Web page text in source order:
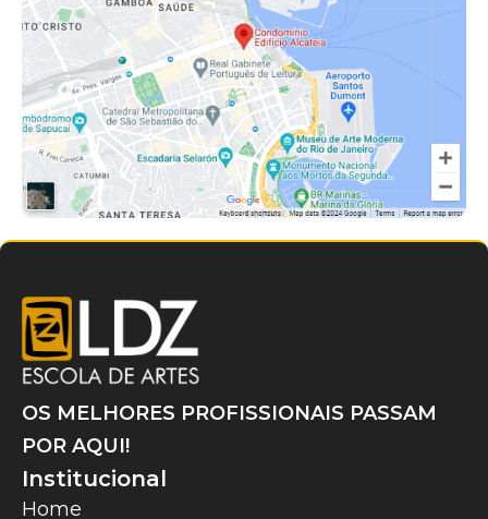
OS MELHORES PROFISSIONAIS PASSAM
POR AQUI!
Institucional
Home